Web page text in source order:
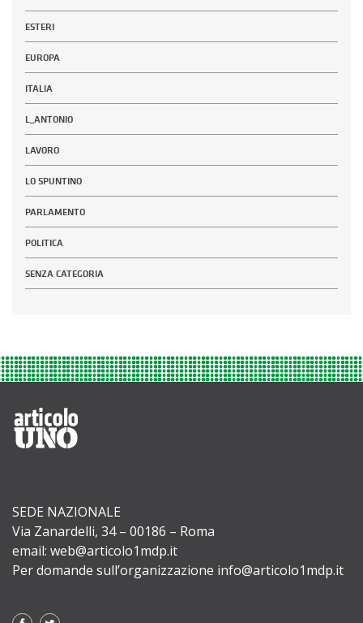
ESTERI
EUROPA
ITALIA
L_ANTONIO
LAVORO
LO SPUNTINO
PARLAMENTO
POLITICA
SENZA CATEGORIA
SEDE NAZIONALE
Via Zanardelli, 34 – 00186 – Roma
email: web@articolo1mdp.it
Per domande sull’organizzazione info@articolo1mdp.it